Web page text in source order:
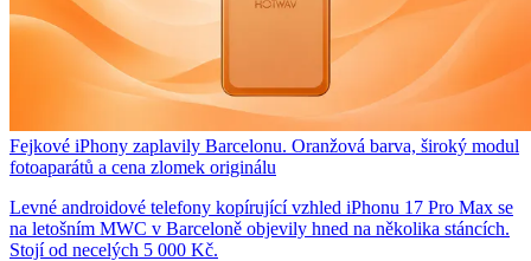
Fejkové iPhony zaplavily Barcelonu. Oranžová barva, široký modul
fotoaparátů a cena zlomek originálu
Levné androidové telefony kopírující vzhled iPhonu 17 Pro Max se
na letošním MWC v Barceloně objevily hned na několika stáncích.
Stojí od necelých 5 000 Kč.